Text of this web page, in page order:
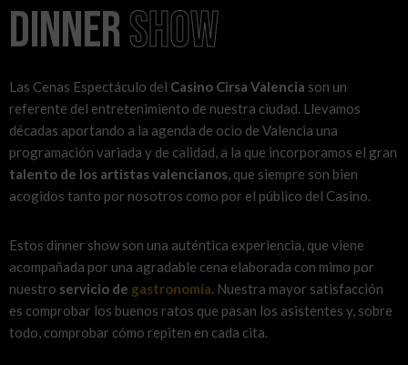
DinnerShow
Las Cenas Espectáculo del Casino Cirsa Valencia son un
referente del entretenimiento de nuestra ciudad. Llevamos
décadas aportando a la agenda de ocio de Valencia una
programación variada y de calidad, a la que incorporamos el gran
talento de los artistas valencianos, que siempre son bien
acogidos tanto por nosotros como por el público del Casino.
Estos dinner show son una auténtica experiencia, que viene
acompañada por una agradable cena elaborada con mimo por
nuestro servicio de gastronomía. Nuestra mayor satisfacción
es comprobar los buenos ratos que pasan los asistentes y, sobre
todo, comprobar cómo repiten en cada cita.